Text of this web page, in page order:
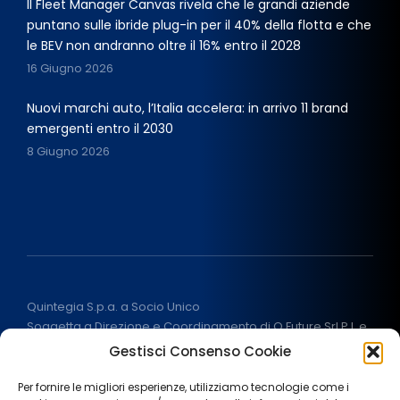
Gestisci Consenso Cookie
Per fornire le migliori esperienze, utilizziamo tecnologie come i
Il Fleet Manager Canvas rivela che le grandi aziende
puntano sulle ibride plug-in per il 40% della flotta e che
le BEV non andranno oltre il 16% entro il 2028
16 Giugno 2026
Nuovi marchi auto, l’Italia accelera: in arrivo 11 brand
emergenti entro il 2030
8 Giugno 2026
Quintegia S.p.a. a Socio Unico
Soggetta a Direzione e Coordinamento di Q Future Srl P.I. e
C.F. 05507380268
ALL RIGHT RESERVED 2026